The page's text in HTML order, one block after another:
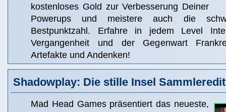
kostenloses Gold zur Verbesserung Deiner
Powerups und meistere auch die
Bestpunktzahl. Erfahre in jedem Level
Vergangenheit und der Gegenwart
Artefakte und Andenken!
Shadowplay: Die stille Insel
Mad Head Games präsentiert das neueste,